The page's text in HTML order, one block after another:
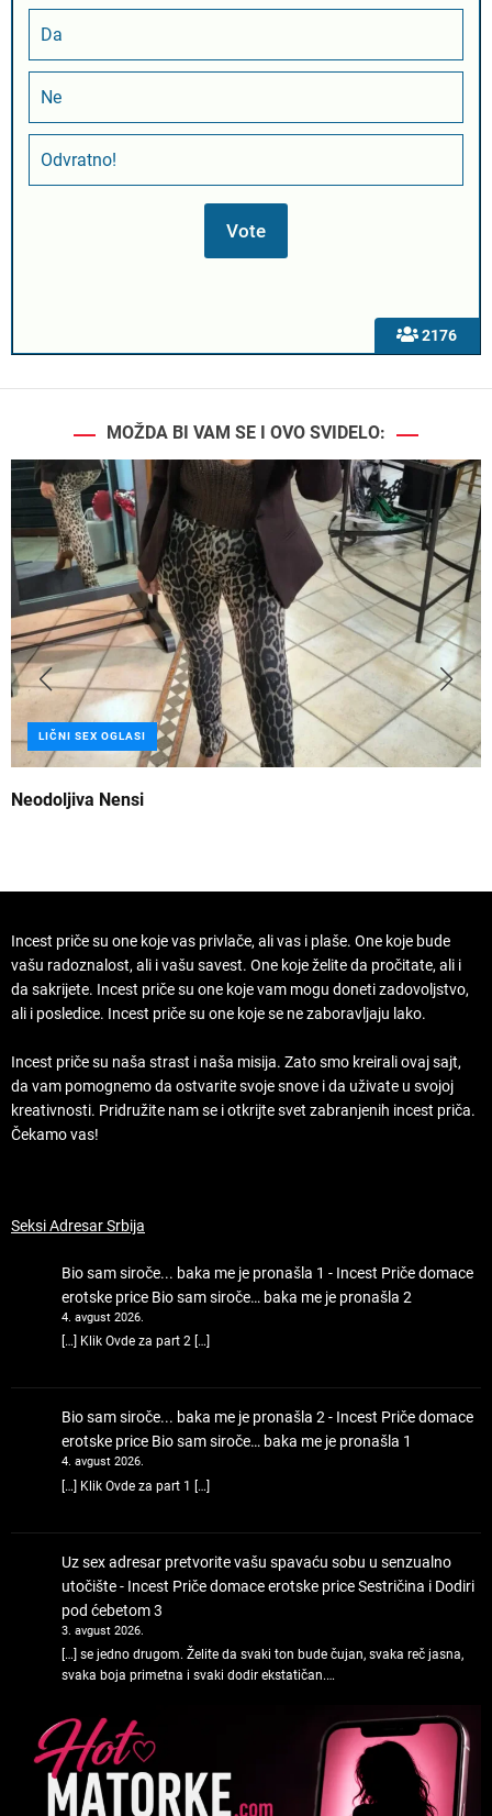
2176
Da
Ne
Odvratno!
MOŽDA BI VAM SE I OVO SVIDELO:
LIČNI SEX OGLASI
Neodoljiva Nensi
Incest priče su one koje vas privlače, ali vas i plaše. One koje bude
vašu radoznalost, ali i vašu savest. One koje želite da pročitate, ali i
da sakrijete. Incest priče su one koje vam mogu doneti zadovoljstvo,
ali i posledice. Incest priče su one koje se ne zaboravljaju lako.
Incest priče su naša strast i naša misija. Zato smo kreirali ovaj sajt,
da vam pomognemo da ostvarite svoje snove i da uživate u svojoj
kreativnosti. Pridružite nam se i otkrijte svet zabranjenih incest priča.
Čekamo vas!
Seksi Adresar Srbija
Bio sam siroče... baka me je pronašla 1 - Incest Priče domace
erotske price Bio sam siroče… baka me je pronašla 2
4. avgust 2026.
[…] Klik Ovde za part 2 […]
Bio sam siroče... baka me je pronašla 2 - Incest Priče domace
erotske price Bio sam siroče… baka me je pronašla 1
4. avgust 2026.
[…] Klik Ovde za part 1 […]
Uz sex adresar pretvorite vašu spavaću sobu u senzualno
utočište - Incest Priče domace erotske price Sestričina i Dodiri
pod ćebetom 3
3. avgust 2026.
[…] se jedno drugom. Želite da svaki ton bude čujan, svaka reč jasna,
svaka boja primetna i svaki dodir ekstatičan.…